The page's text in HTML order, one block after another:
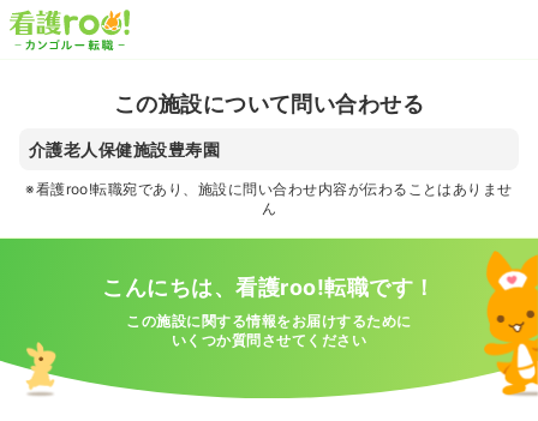
この施設について問い合わせる
介護老人保健施設豊寿園
※看護roo!転職宛であり、施設に問い合わせ内容が伝わることはありませ
ん
こんにちは、看護roo!転職です！
この施設に関する情報をお届けするために
いくつか質問させてください